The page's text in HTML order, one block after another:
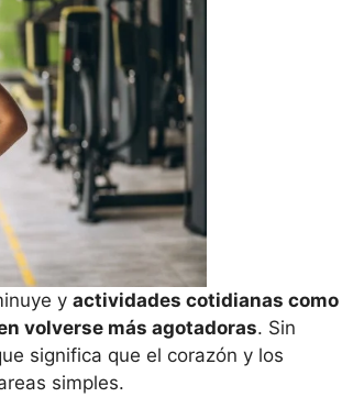
y actividades cotidianas como
volverse más agotadoras. Sin
significa que el corazón y los
simples.